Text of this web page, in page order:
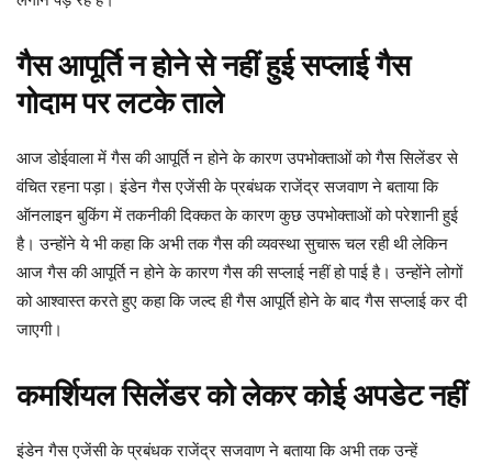
गैस आपूर्ति न होने से नहीं हुई सप्लाई गैस
गोदाम पर लटके ताले
आज डोईवाला में गैस की आपूर्ति न होने के कारण उपभोक्ताओं को गैस सिलेंडर से
वंचित रहना पड़ा। इंडेन गैस एजेंसी के प्रबंधक राजेंद्र सजवाण ने बताया कि
ऑनलाइन बुकिंग में तकनीकी दिक्कत के कारण कुछ उपभोक्ताओं को परेशानी हुई
है। उन्होंने ये भी कहा कि अभी तक गैस की व्यवस्था सुचारू चल रही थी लेकिन
आज गैस की आपूर्ति न होने के कारण गैस की सप्लाई नहीं हो पाई है। उन्होंने लोगों
को आश्वास्त करते हुए कहा कि जल्द ही गैस आपूर्ति होने के बाद गैस सप्लाई कर दी
जाएगी।
कमर्शियल सिलेंडर को लेकर कोई अपडेट नहीं
इंडेन गैस एजेंसी के प्रबंधक राजेंद्र सजवाण ने बताया कि अभी तक उन्हें